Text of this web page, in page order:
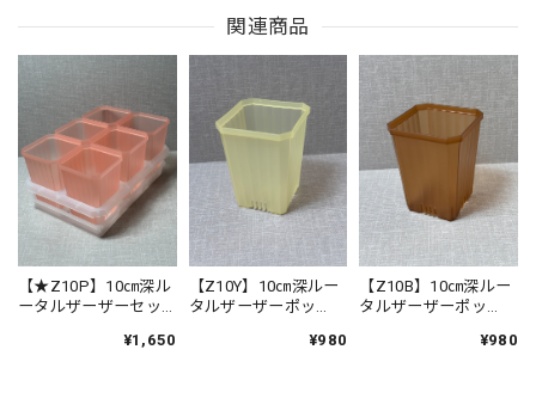
関連商品
【★Z10P】10㎝深ル
ータルザーザーセッ
¥1,650
【Z10Y】10㎝深ルー
タルザーザーポッ
¥980
【Z10B】10㎝深ルー
タルザーザーポッ
¥980